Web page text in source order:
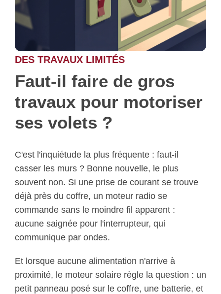
DES TRAVAUX LIMITÉS
Faut-il faire de gros
travaux pour motoriser
ses volets ?
C'est l'inquiétude la plus fréquente : faut-il
casser les murs ? Bonne nouvelle, le plus
souvent non. Si une prise de courant se trouve
déjà près du coffre, un moteur radio se
commande sans le moindre fil apparent :
aucune saignée pour l'interrupteur, qui
communique par ondes.
Et lorsque aucune alimentation n'arrive à
proximité, le moteur solaire règle la question : un
petit panneau posé sur le coffre, une batterie, et